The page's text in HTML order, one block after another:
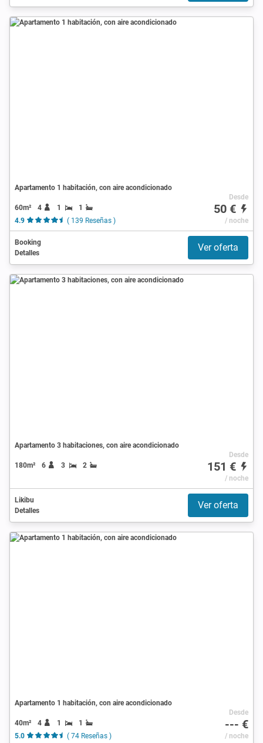
Apartamento 1 habitación, con aire acondicionado
60m² 4 1
1
4.9
( 139 Reseñas )
Desde
50 €
/ noche
Booking
Detalles
Ver oferta
Apartamento 3 habitaciones, con aire acondicionado
180m² 6 3 2
Desde
151 €
/ noche
Likibu
Detalles
Ver oferta
Apartamento 1 habitación, con aire acondicionado
40m² 4 1
1
5.0
( 74 Reseñas )
Desde
--- €
/ noche